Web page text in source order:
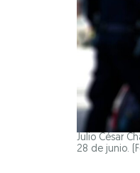
Julio César
28 de junio.